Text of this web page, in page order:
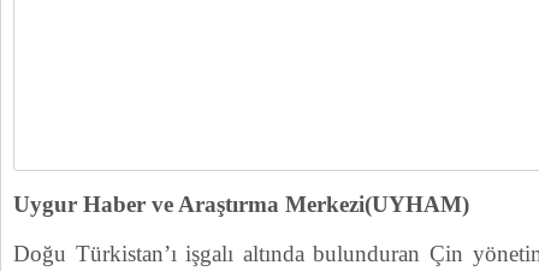
Uygur Haber ve Araştırma Merkezi(UYHAM)
Doğu Türkistan’ı işgalı altında bulunduran Çin